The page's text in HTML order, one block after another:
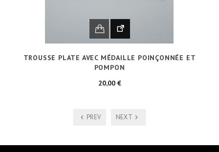
TROUSSE PLATE AVEC MÉDAILLE POINÇONNÉE ET
POMPON
20,00 €Prix
PREV NEXT